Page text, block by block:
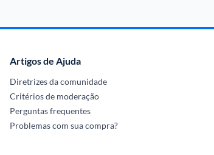
Artigos de Ajuda
Diretrizes da comunidade
Critérios de moderação
Perguntas frequentes
Problemas com sua compra?